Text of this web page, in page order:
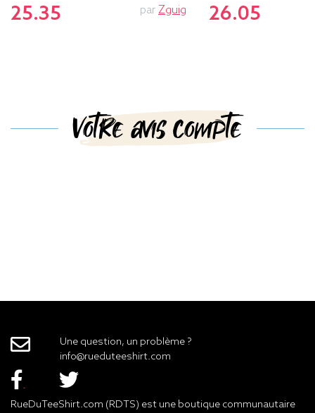
25.35 par Zguig 26.05
Votre avis compte
Une question, un problème ?
info@rueduteeshirt.com
RueDuTeeShirt.com (RDTS) est une boutique communautaire